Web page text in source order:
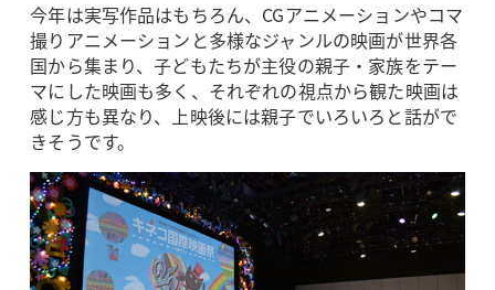
今年は実写作品はもちろん、CGアニメーションやコマ
撮りアニメーションと多様なジャンルの映画が世界各
国から集まり、子どもたちが主役の親子・家族をテー
マにした映画も多く、それぞれの視点から観た映画は
感じ方も異なり、上映後には親子でいろいろと話がで
きそうです。